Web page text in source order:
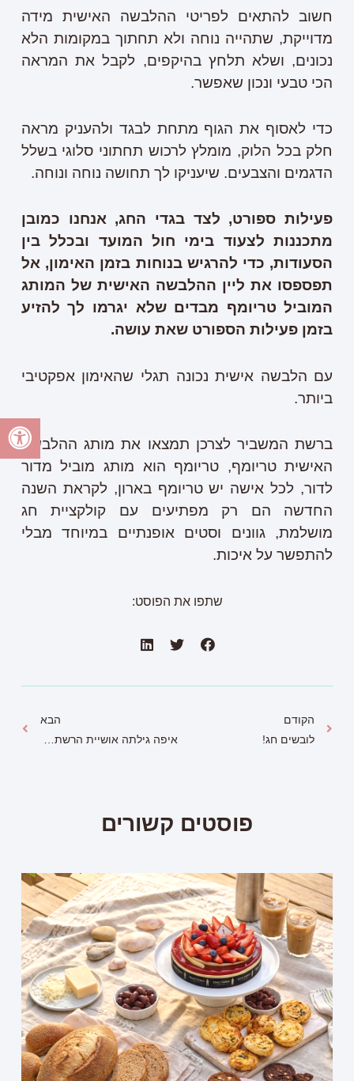
חשוב להתאים לפריטי ההלבשה האישית מידה
מדוייקת, שתהייה נוחה ולא תחתוך במקומות הלא
נכונים, ושלא תלחץ בהיקפים, לקבל את המראה
הכי טבעי ונכון שאפשר.
כדי לאסוף את הגוף מתחת לבגד ולהעניק מראה
חלק בכל הלוק, מומלץ לרכוש תחתוני סלוגי בשלל
הדגמים והצבעים. שיעניקו לך תחושה נוחה ונוחה.
פעילות ספורט, לצד בגדי החג, אנחנו כמובן
מתכננות לצעוד בימי חול המועד ובכלל בין
הסעודות, כדי להרגיש בנוחות בזמן האימון, אל
תפספסו את ליין ההלבשה האישית של המותג
המוביל טריומף מבדים שלא יגרמו לך להזיע
בזמן פעילות הספורט שאת עושה.
עם הלבשה אישית נכונה תגלי שהאימון אפקטיבי
ביותר.
ברשת המשביר לצרכן תמצאו את מותג ההלבשה
האישית טריומף, טריומף הוא מותג מוביל מדור
לדור, לכל אישה יש טריומף בארון, לקראת השנה
החדשה הם רק מפתיעים עם קולקציית חג
מושלמת, גוונים וסטים אופנתיים במיוחד מבלי
להתפשר על איכות.
שתפו את הפוסט:
הקודם
לובשים חג!
הבא
פוסטים קשורים